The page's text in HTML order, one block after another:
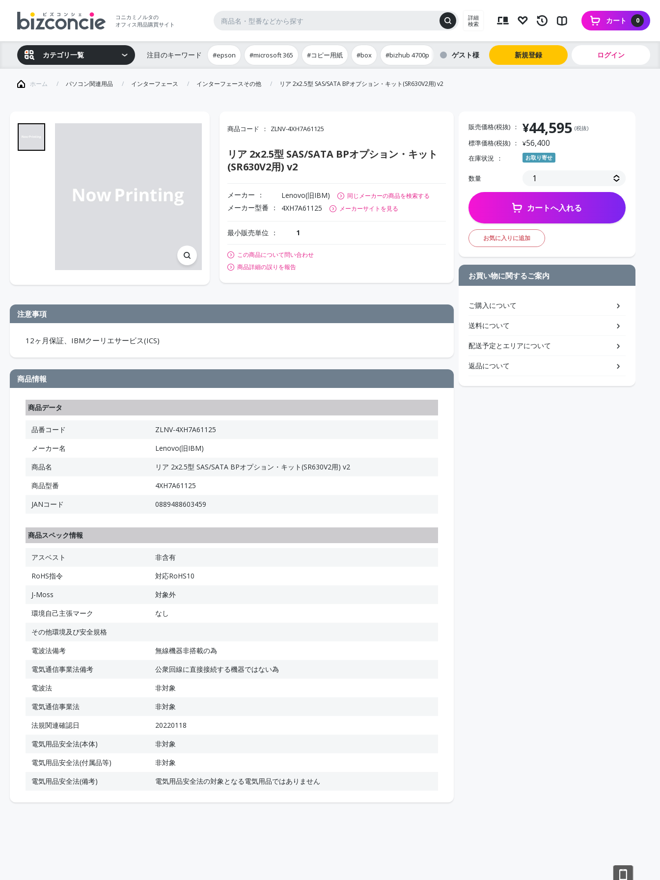
コニカミノルタの
オフィス用品購買サイト
詳細
検索
0
カート
カテゴリ一覧 注目のキーワード #epson #microsoft 365 #コピー用紙 #box #bizhub 4700p ゲスト 新規登録 ログイン
ホーム パソコン関連用品 インターフェース インターフェースその他 リア 2x2.5型 SAS/SATA BPオプション・キット(SR630V2用) v2
商品コード ZLNV-4XH7A61125
リア 2x2.5型 SAS/SATA BPオプション・キット
(SR630V2用) v2
メーカー Lenovo(旧IBM) 同じメーカーの商品を検索する
メーカー型番 4XH7A61125 メーカーサイトを見る
最小販売単位 1
この商品について問い合わせ
商品詳細の誤りを報告
注意事項
12ヶ月保証、IBMクーリエサービス(ICS)
商品情報
商品データ
品番コード
ZLNV-4XH7A61125
メーカー名
Lenovo(旧IBM)
商品名
リア 2x2.5型 SAS/SATA BPオプション・キット(SR630V2用) v2
商品型番
4XH7A61125
JANコード
0889488603459
商品スペック情報
アスベスト
非含有
RoHS指令
対応RoHS10
J-Moss
対象外
環境自己主張マーク
なし
その他環境及び安全規格
電波法備考
無線機器非搭載の為
電気通信事業法備考
公衆回線に直接接続する機器ではない為
電波法
非対象
電気通信事業法
非対象
法規関連確認日
20220118
電気用品安全法(本体)
非対象
電気用品安全法(付属品等)
非対象
電気用品安全法(備考)
電気用品安全法の対象となる電気用品ではありません
販売価格(税抜) ¥44,595 (税抜)
標準価格(税抜) ¥56,400
在庫状況 お取り寄せ
数量
カートへ入れる
お気に入りに追加
お買い物に関するご案内
ご購入について
送料について
配送予定とエリアについて
返品について